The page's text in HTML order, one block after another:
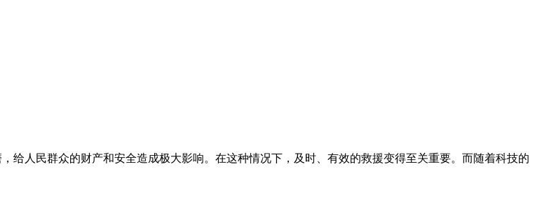
给人民群众的财产和安全造成极大影响。在这种情况下，及时、有效的救援变得至关重要。而随着科技的